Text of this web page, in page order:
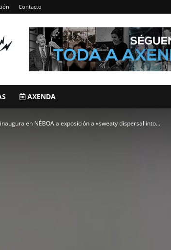
Contacto
AXENDA
en NÉBOA a exposición a «sweaty dispersal into...